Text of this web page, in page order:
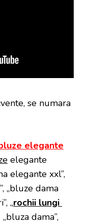
se numara
elegante
elegante
elegante xxl”,
„bluze dama
„rochii lungi
„bluza dama”,